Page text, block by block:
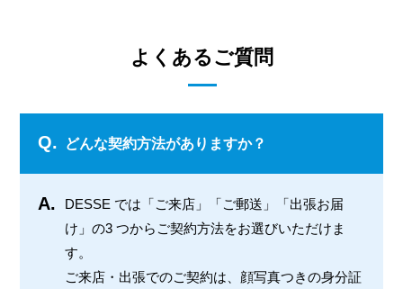
よくあるご質問
Q. どんな契約方法がありますか？
A.
DESSE では「ご来店」「ご郵送」「出張お届
け」の3 つからご契約方法をお選びいただけま
す。
ご来店・出張でのご契約は、顔写真つきの身分証